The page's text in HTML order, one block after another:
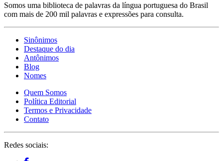
Somos uma biblioteca de palavras da língua portuguesa do Brasil
com mais de 200 mil palavras e expressões para consulta.
Sinônimos
Destaque do dia
Antônimos
Blog
Nomes
Quem Somos
Política Editorial
Termos e Privacidade
Contato
Redes sociais: